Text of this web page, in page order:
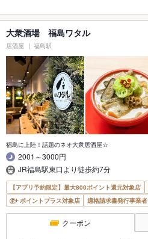
大衆酒場 福島ワタル
居酒屋 福島駅
福島に上陸！話題のネオ大衆居酒屋☆
2001～3000円
JR福島駅東口より徒歩約7分
【アプリ予約限定】最大800ポイント還元対象店
ポイントプラス対象店
適格請求書発行事業者
クーポン